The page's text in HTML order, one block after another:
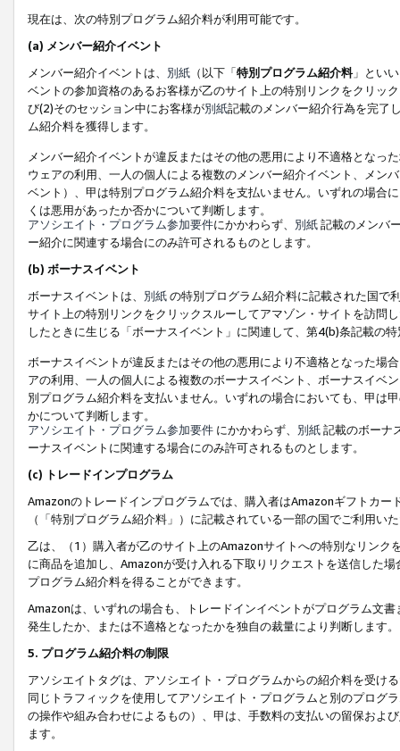
現在は、次の特別プログラム紹介料が利用可能です。
(a) メンバー紹介イベント
メンバー紹介イベントは、 別紙 （以下「特別プログラム紹介料」とい
ベントの参加資格のあるお客様が乙のサイト上の特別リンクをクリッ
び(2)そのセッション中にお客様が別紙記載のメンバー紹介行為を完了
ム紹介料を獲得します。
メンバー紹介イベントが違反またはその他の悪用により不適格となっ
ウェアの利用、一人の個人による複数のメンバー紹介イベント、メン
ベント）、甲は特別プログラム紹介料を支払いません。いずれの場合
くは悪用があったか否かについて判断します。
アソシエイト・プログラム参加要件にかかわらず、 別紙記載のメンバ
ー紹介に関連する場合にのみ許可されるものとします。
(b) ボーナスイベント
ボーナスイベントは、 別紙の特別プログラム紹介料に記載された国で
サイト上の特別リンクをクリックスルーしてアマゾン・サイトを訪問
したときに生じる「ボーナスイベント」に関連して、第4(b)条記載の
ボーナスイベントが違反またはその他の悪用により不適格となった場
アの利用、一人の個人による複数のボーナスイベント、ボーナスイベ
別プログラム紹介料を支払いません。いずれの場合においても、甲は
かについて判断します。
アソシエイト・プログラム参加要件 にかかわらず、 別紙記載のボーナ
ーナスイベントに関連する場合にのみ許可されるものとします。
(c) トレードインプログラム
Amazonのトレードインプログラムでは、購入者はAmazonギフトカ
（「特別プログラム紹介料」）に記載されている一部の国でご利用い
乙は、（1）購入者が乙のサイト上のAmazonサイトへの特別なリン
に商品を追加し、Amazonが受け入れる下取りリクエストを送信した
プログラム紹介料を得ることができます。
Amazonは、いずれの場合も、トレードインイベントがプログラム文
発生したか、または不適格となったかを独自の裁量により判断します。
5. プログラム紹介料の制限
アソシエイトタグは、アソシエイト・プログラムからの紹介料を受け
同じトラフィックを使用してアソシエイト・プログラムと別のプログ
の操作や組み合わせによるもの）、甲は、手数料の支払いの留保およ
ます。